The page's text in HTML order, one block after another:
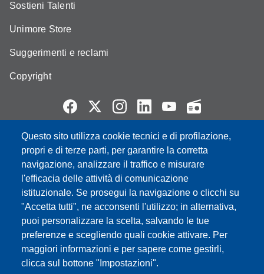
Questo sito utilizza cookie tecnici e di profilazione,
propri e di terze parti, per garantire la corretta
navigazione, analizzare il traffico e misurare
l'efficacia delle attività di comunicazione
istituzionale. Se prosegui la navigazione o clicchi su
"Accetta tutti", ne acconsenti l'utilizzo; in alternativa,
puoi personalizzare la scelta, salvando le tue
preferenze e scegliendo quali cookie attivare. Per
maggiori informazioni e per sapere come gestirli,
clicca sul bottone "Impostazioni".
Sostieni Talenti
Unimore Store
Suggerimenti e reclami
Copyright
Partita IVA: 00427620364
e-mail: urp@unimore.it
PEC: primo contatto: urp@pec.unimore.it
Indirizzo ReGIndE per notifica Atti Processuali:
direzionelegale@pec.unimore.it
Sede di Modena: Via Università 4, 41121 Modena, Tel. 059
2056511 - Fax 059 245156
Sede di Reggio Emilia: Viale A. Allegri 9, 42121 Reggio
Emilia, Tel. 0522 523041 - Fax 0522 523045